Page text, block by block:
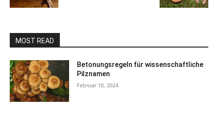
MOST READ
Betonungsregeln für wissenschaftliche
Pilznamen
Februar 10, 2024